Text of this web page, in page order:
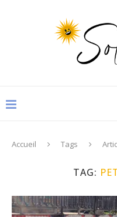
Accueil Tags
TAG: